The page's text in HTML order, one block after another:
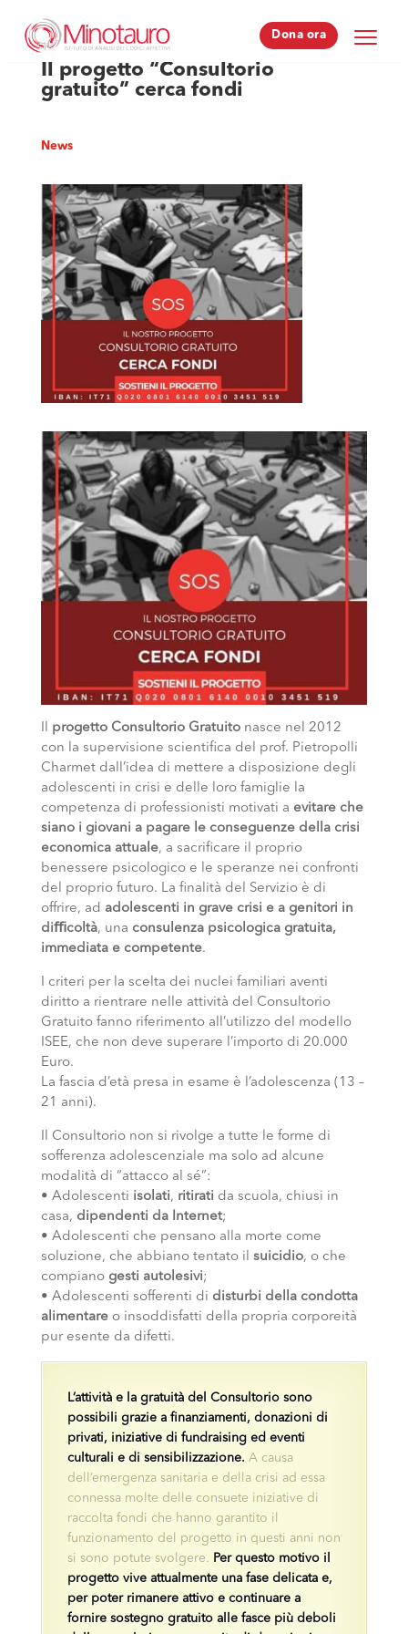
Dona ora
Dona ora
Il progetto “Consultorio
gratuito” cerca fondi
News
progetto Consultorio Gratuitonasce nel 2012
con la supervisione scientifica del prof. Pietropolli
Charmet dall’idea di mettere a disposizione degli
adolescenti in crisi e delle loro famiglie la
competenza di professionisti motivati a evitare che
siano i giovani a pagare le conseguenze della crisi
economica attuale, a sacrificare il proprio
benessere psicologico e le speranze nei confronti
del proprio futuro. La finalità del Servizio è di
offrire, ad adolescenti in grave crisi e a genitori in
diﬃcoltà, una consulenza psicologica gratuita,
immediata e competente.
I criteri per la scelta dei nuclei familiari aventi
diritto a rientrare nelle attività del Consultorio
Gratuito fanno riferimento all’utilizzo del modello
ISEE, che non deve superare l’importo di 20.000
Euro.
La fascia d’età presa in esame è l’adolescenza (13 –
21 anni).
Il Consultorio non si rivolge a tutte le forme di
sofferenza adolescenziale ma solo ad alcune
modalità di “attacco al sé”:
• Adolescenti isolati, ritirati da scuola, chiusi in
casa, dipendenti da Internet;
• Adolescenti che pensano alla morte come
soluzione, che abbiano tentato il suicidio, o che
compiano gesti autolesivi;
• Adolescenti sofferenti di disturbi della condotta
alimentareo insoddisfatti della propria corporeità
pur esente da difetti.
L’attività e la gratuità del Consultorio sono
possibili grazie a finanziamenti, donazioni di
privati, iniziative di fundraising ed eventi
culturali e di sensibilizzazione. A causa
dell’emergenza sanitaria e della crisi ad essa
connessa molte delle consuete iniziative di
raccolta fondi che hanno garantito il
funzionamento del progetto in questi anni non
si sono potute svolgere. Per questo motivo il
progetto vive attualmente una fase delicata e,
per poter rimanere attivo e continuare a
fornire sostegno gratuito alle fasce più deboli